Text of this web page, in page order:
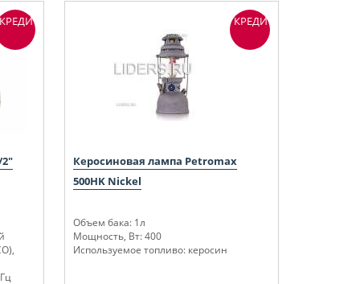
2"
КРЕДИТ
Керосиновая лампа Petromax
500HK Nickel
Объем бака: 1л
Мощность, Вт: 400
Используемое топливо: керосин
КРЕДИТ